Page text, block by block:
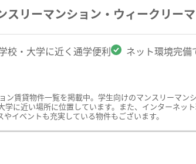
リーマンション・ウィークリー
校・大学に近く通学便利 ネット環境完備
賃貸物件一覧を掲載中。学生向けのマンスリーマ
に近い場所に位置しています。また、インターネッ
イベントも充実している物件もございます。